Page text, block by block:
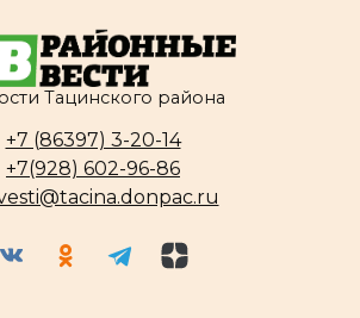
Тацинского района
+7 (86397) 3-20-14
+7(928) 602-96-86